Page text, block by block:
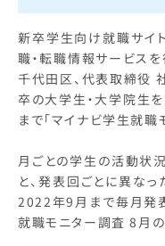
新卒学生向け就職サイ
職・転職情報サービス
千代田区、代表取締役
卒の大学生・大学院生
まで「マイナビ学生就職
月ごとの学生の活動状
と、発表回ごとに異な
2022年9月まで毎月発
就職モニター調査 8月